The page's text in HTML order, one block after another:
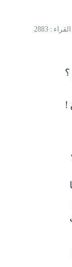
: 2883
؟
!